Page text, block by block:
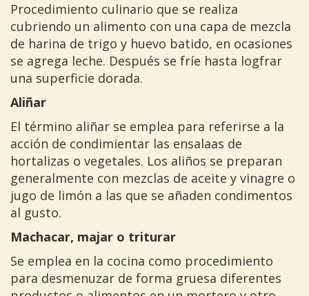
Procedimiento culinario que se realiza
cubriendo un alimento con una capa de mezcla
de harina de trigo y huevo batido, en ocasiones
se agrega leche. Después se fríe hasta logfrar
una superficie dorada.
Aliñar
El término aliñar se emplea para referirse a la
acción de condimientar las ensalaas de
hortalizas o vegetales. Los aliños se preparan
generalmente con mezclas de aceite y vinagre o
jugo de limón a las que se añaden condimentos
al gusto.
Machacar, majar o triturar
Se emplea en la cocina como procedimiento
para desmenuzar de forma gruesa diferentes